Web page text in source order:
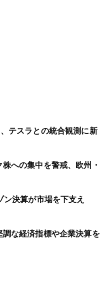
テスラとの統合観測に新
への集中を警戒、欧州・
ン決算が市場を下支え
な経済指標や企業決算を